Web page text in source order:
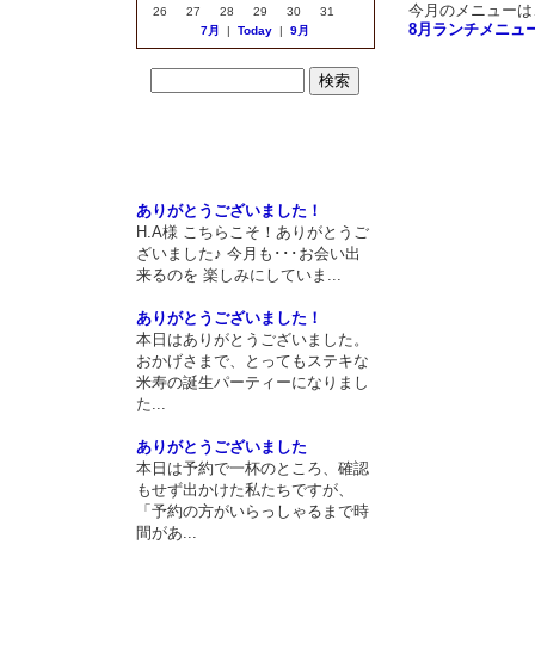
今月のメニュー
8月ランチメニュ
26
27 28 29 30
31
7月
| Today | 9月
ありがとうございました！
H.A様 こちらこそ！ありがとうご
ざいました♪ 今月も･･･お会い出
来るのを 楽しみにしていま...
ありがとうございました！
本日はありがとうございました。
おかげさまで、とってもステキな
米寿の誕生パーティーになりまし
た...
ありがとうございました
本日は予約で一杯のところ、確認
もせず出かけた私たちですが、
「予約の方がいらっしゃるまで時
間があ...